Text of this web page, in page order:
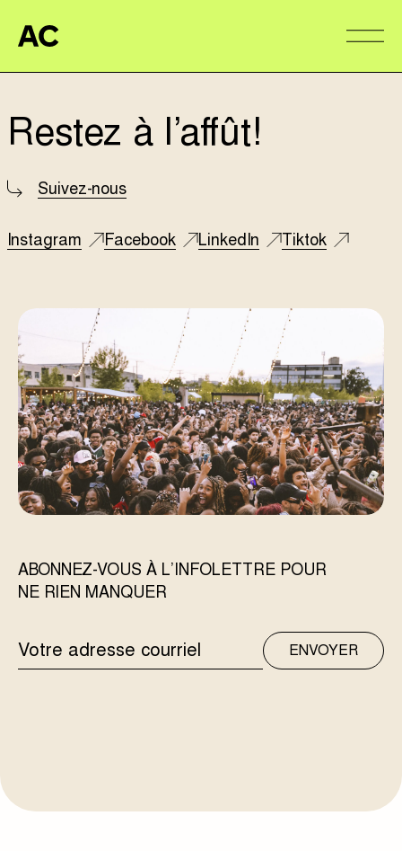
Aire Commune
Restez à l’affût!
Suivez-nous
Instagram Facebook LinkedIn Tiktok
ABONNEZ-VOUS À L’INFOLETTRE POUR
NE RIEN MANQUER
ADRESSE
COURRIEL
ENVOYER